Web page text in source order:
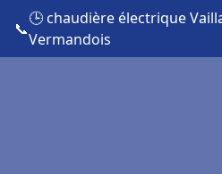
📞
🕒 chaudière électrique
Vermandois